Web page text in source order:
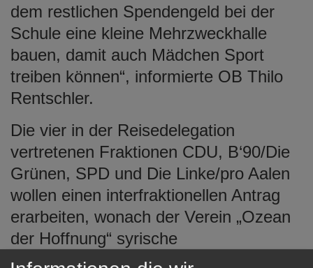
dem restlichen Spendengeld bei der
Schule eine kleine Mehrzweckhalle
bauen, damit auch Mädchen Sport
treiben können“, informierte OB Thilo
Rentschler.
Die vier in der Reisedelegation
vertretenen Fraktionen CDU, B‘90/Die
Grünen, SPD und Die Linke/pro Aalen
wollen einen interfraktionellen Antrag
erarbeiten, wonach der Verein „Ozean
der Hoffnung“ syrische
Flüchtlingskinder, die in Antakya auf